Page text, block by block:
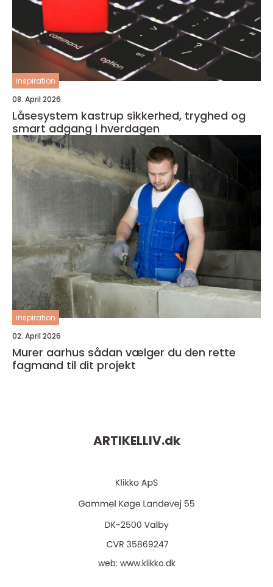
inspiration
08. April 2026
Låsesystem kastrup sikkerhed, tryghed og
smart adgang i hverdagen
inspiration
02. April 2026
Murer aarhus sådan vælger du den rette
fagmand til dit projekt
ARTIKELLIV.dk
web: www.klikko.dk